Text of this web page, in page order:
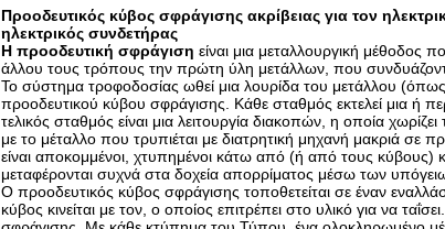
Προοδευτικός κύβος σφράγισης ακρίβειας για τον
ηλεκτρικός συνδετήρας
Η προοδευτική σφράγιση είναι μια μεταλλουργική
άλλου τους τρόπους την πρώτη ύλη μετάλλων, που
Το σύστημα τροφοδοσίας ωθεί μια λουρίδα του μετάλλου
προοδευτικού κύβου σφράγισης. Κάθε σταθμός εκτελεί μια ή
τελικός σταθμός είναι μια λειτουργία διακοπών, η οποία
με το μέταλλο που τρυπιέται με διατρητική μηχανή μακριά σε
είναι αποκομμένοι, χτυπημένοι κάτω από (ή από τους κύβους)
μεταφέρονται συχνά στα δοχεία απορρίματος μέσω των
Ο προοδευτικός κύβος σφράγισης τοποθετείται σε έναν
κύβος κινείται με τον, ο οποίος επιτρέπει στο υλικό για να